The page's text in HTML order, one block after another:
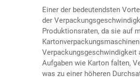
Einer der bedeutendsten
der
Produktionsraten, da sie auf
Aufgaben wie Karton falten,
was zu einer höheren